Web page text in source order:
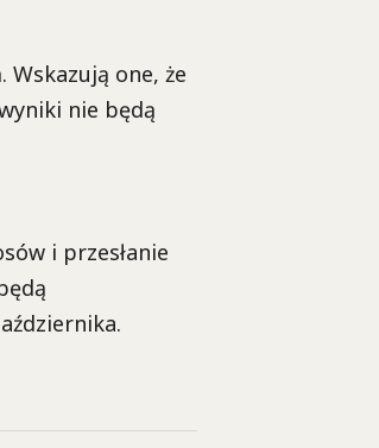
Wskazują one, że
nie będą
i przesłanie